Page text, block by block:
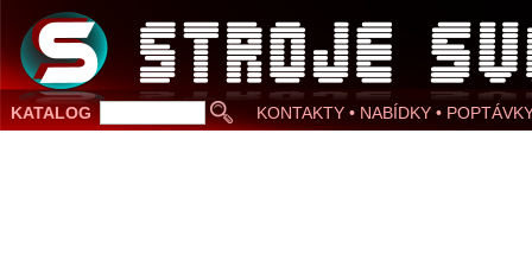
KATALOG KONTAKTY • NABÍDKY •